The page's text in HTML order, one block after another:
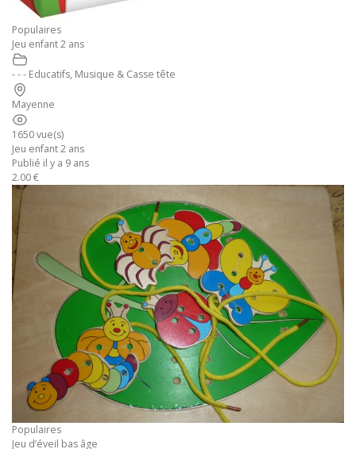
Populaires
Jeu enfant 2 ans
- - - Educatifs, Musique & Casse tête
Mayenne
1650 vue(s)
Jeu enfant 2 ans
Publié il y a 9 ans
2.00 €
Populaires
Jeu d’éveil bas âge